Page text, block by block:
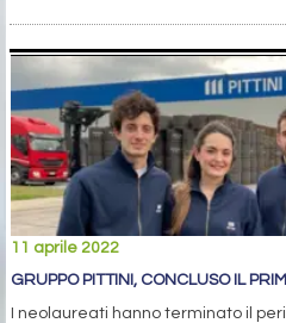
11 aprile 2022
GRUPPO PITTINI, CONCLUSO IL
I neolaureati hanno terminato il